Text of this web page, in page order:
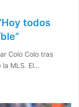
todos
Colo Colo tras
la MLS. El…